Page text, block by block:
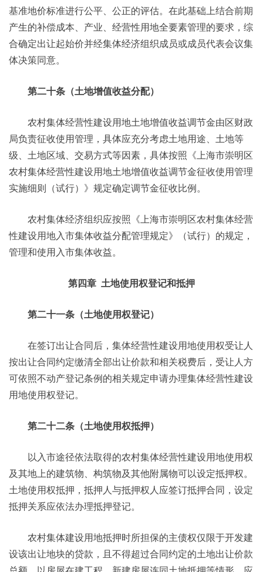
基准地价标准进行公平、公正的评估。在此基础上结合前期
产生的补偿成本、产业、经营性用地全要素管理的要求，综
合确定出让起始价并经集体经济组织成员或成员代表会议集
体决策同意。
第二十条（土地增值收益分配）
农村集体经营性建设用地土地增值收益调节金由区财政
局负责征收使用管理，具体应充分考虑土地用途、土地等
级、土地区域、交易方式等因素，具体按照《上海市崇明区
农村集体经营性建设用地土地增值收益调节金征收使用管理
实施细则（试行）》规定确定调节金征收比例。
农村集体经济组织应按照《上海市崇明区农村集体经营
性建设用地入市集体收益分配管理规定》（试行）的规定，
管理和使用入市集体收益。
第四章 土地使用权登记和抵押
第二十一条（土地使用权登记）
在签订出让合同后，集体经营性建设用地使用权受让人
按出让合同约定缴清全部出让价款和相关税费后，受让人方
可依照不动产登记条例的相关规定申请办理集体经营性建设
用地使用权登记。
第二十二条（土地使用权抵押）
以入市途径依法取得的农村集体经营性建设用地使用权
及其地上的建筑物、构筑物及其他附属物可以设定抵押权。
土地使用权抵押，抵押人与抵押权人应签订抵押合同，设定
抵押关系应依法办理抵押登记。
农村集体建设用地抵押时所担保的主债权仅限于开发建
设该出让地块的贷款，且不得超过合同约定的土地出让价款